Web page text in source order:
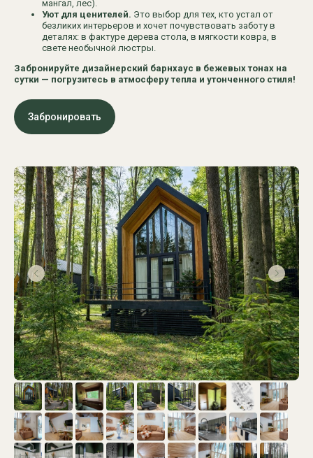
мангал, лес).
Уют для ценителей. Это выбор для тех, кто устал от
безликих интерьеров и хочет почувствовать заботу в
деталях: в фактуре дерева стола, в мягкости ковра, в
свете необычной люстры.
Забронируйте дизайнерский барнхаус в бежевых тонах на
сутки — погрузитесь в атмосферу тепла и утонченного стиля!
Забронировать